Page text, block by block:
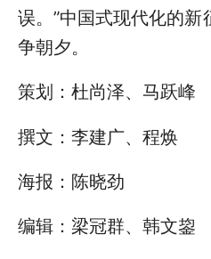
误。”中国式现代化的新
争朝夕。
策划：杜尚泽、马跃峰
撰文：李建广、程焕
海报：陈晓劲
编辑：梁冠群、韩文鋆